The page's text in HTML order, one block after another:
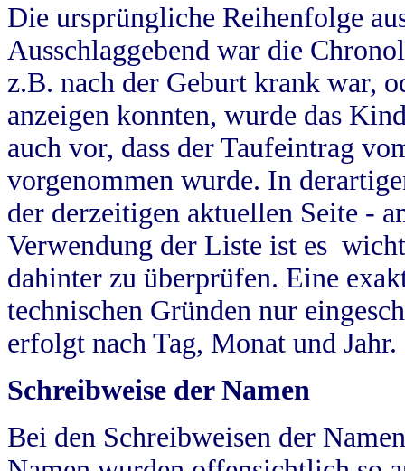
Die ursprüngliche Reihenfolge
Ausschlaggebend war die
z.B. nach der Geburt krank war,
anzeigen konnten, wurde das
auch vor, dass der Taufeintrag
vorgenommen wurde. In
der derzeitigen aktuellen Seite -
Verwendung der Liste ist es
dahinter zu überprüfen. Eine
technischen Gründen nur
erfolgt nach Tag, Monat und Jahr.
Schreibweise der Namen
Bei den Schreibweisen der